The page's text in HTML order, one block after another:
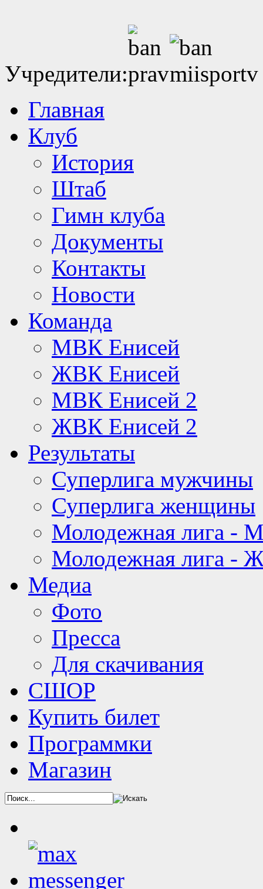
Учредители:
Главная
Клуб
История
Штаб
Гимн клуба
Документы
Контакты
Новости
Команда
МВК Енисей
ЖВК Енисей
МВК Енисей 2
ЖВК Енисей 2
Результаты
Суперлига мужчины
Суперлига женщины
Молодежная лига -
Молодежная лига -
Медиа
Фото
Пресса
Для скачивания
СШОР
Купить билет
Программки
Магазин